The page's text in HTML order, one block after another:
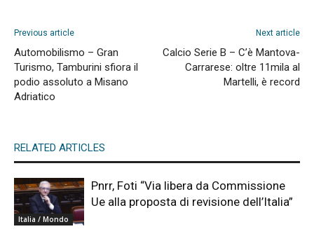
Previous article
Automobilismo – Gran
Turismo, Tamburini sfiora il
podio assoluto a Misano
Adriatico
Next article
Calcio Serie B – C’è Mantova-
Carrarese: oltre 11mila al
Martelli, è record
RELATED ARTICLES
Italia / Mondo
Pnrr, Foti “Via libera da Commissione
Ue alla proposta di revisione dell’Italia”